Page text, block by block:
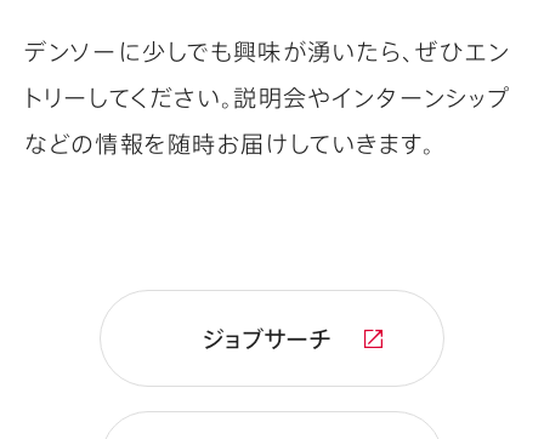
デンソーに少しでも興味が湧いたら、ぜひエン
トリーしてください。説明会やインターンシップ
などの情報を随時お届けしていきます。
ジョブサーチ